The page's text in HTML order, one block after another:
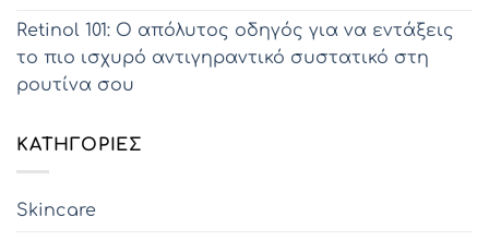
Retinol 101: Ο απόλυτος οδηγός για να εντάξεις
το πιο ισχυρό αντιγηραντικό συστατικό στη
ρουτίνα σου
KΑΤΗΓΟΡΊΕΣ
Skincare